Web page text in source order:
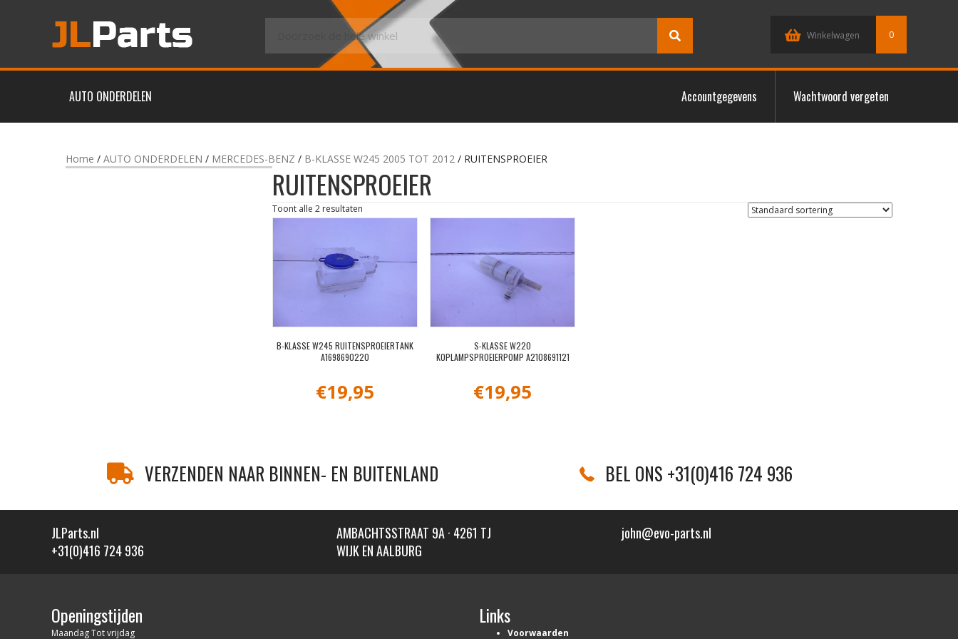
Winkelwagen 0
AUTO ONDERDELEN Accountgegevens Wachtwoord vergeten
Home / AUTO ONDERDELEN / MERCEDES-BENZ / B-KLASSE W245 2005 TOT 2012 / RUITENSPROEIER
RUITENSPROEIER
Toont alle 2 resultaten
B-KLASSE W245 RUITENSPROEIERTANK
A1698690220
€19,95
S-KLASSE W220
KOPLAMPSPROEIERPOMP A2108691121
€19,95
VERZENDEN NAAR BINNEN- EN BUITENLAND BEL ONS +31(0)416 724 936
JLParts.nl
+31(0)416 724 936
AMBACHTSSTRAAT 9A · 4261 TJ
WIJK EN AALBURG
john@evo-parts.nl
Openingstijden
Maandag Tot vrijdag
Links
Voorwaarden